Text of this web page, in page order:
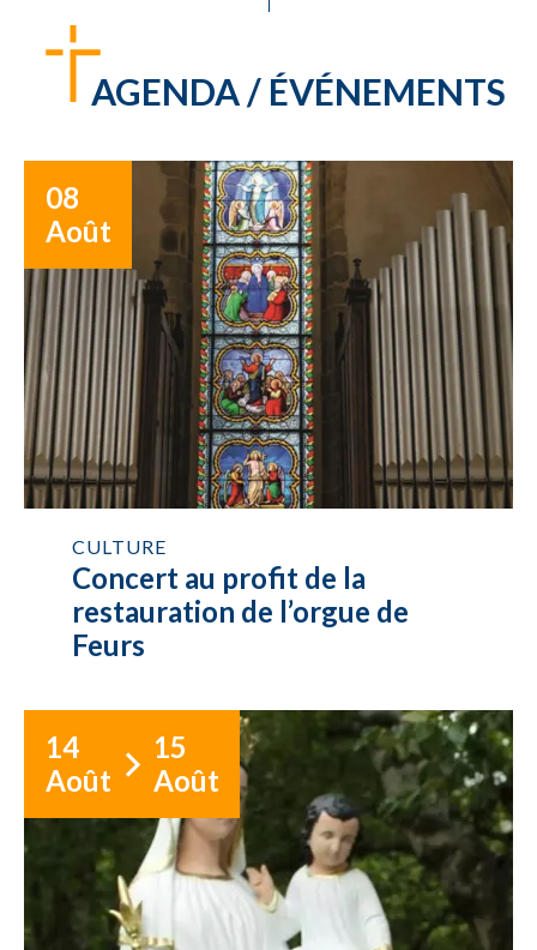
AGENDA / ÉVÉNEMENTS
08
Août
CULTURE
Concert au profit de la
restauration de l’orgue de
Feurs
14
Août
15
Août